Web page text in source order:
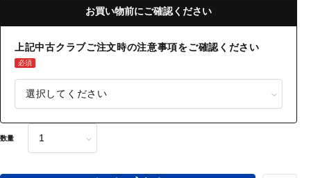
お買い物前にご確認ください
上記中古クラブご注文時の注意事項をご確認ください
必須
数量